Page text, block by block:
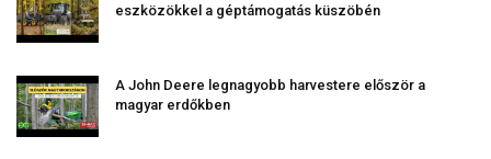
eszközökkel a géptámogatás küszöbén
A John Deere legnagyobb harvestere először a
magyar erdőkben